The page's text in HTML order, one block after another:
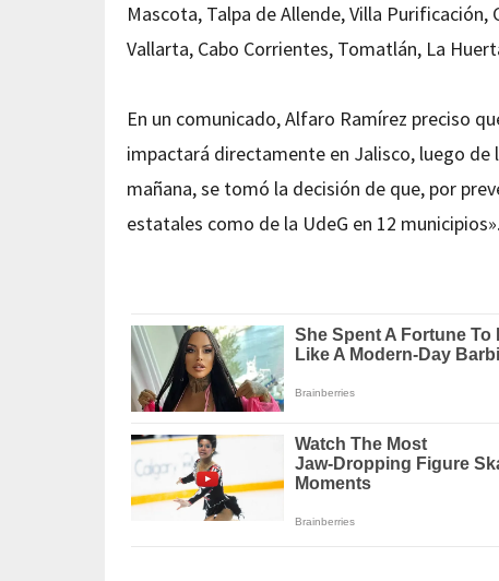
Mascota, Talpa de Allende, Villa
Vallarta, Cabo Corrientes, Tomatlán, La
En un comunicado, Alfaro Ramírez preciso
impactará directamente en Jalisco, luego
mañana, se tomó la decisión de que, por
estatales como de la UdeG en 12 municipios».